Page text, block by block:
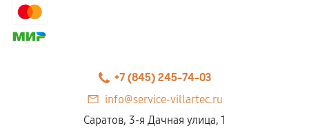
+7 (845) 245-74-03
info@service-villartec.ru
Саратов, 3-я Дачная улица, 1